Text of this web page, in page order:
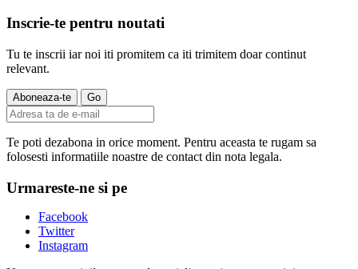
Inscrie-te pentru noutati
Tu te inscrii iar noi iti promitem ca iti trimitem doar continut
relevant.
Te poti dezabona in orice moment. Pentru aceasta te rugam sa
folosesti informatiile noastre de contact din nota legala.
Urmareste-ne si pe
Facebook
Twitter
Instagram